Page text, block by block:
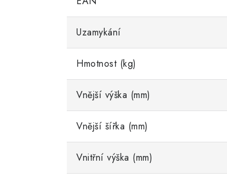
Uzamykání
Hmotnost (kg)
Vnější výška (mm)
Vnější šířka (mm)
Vnitřní výška (mm)